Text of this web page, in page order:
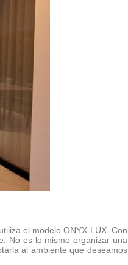
el modelo ONYX-LUX. Con
No es lo mismo organizar una
al ambiente que deseamos